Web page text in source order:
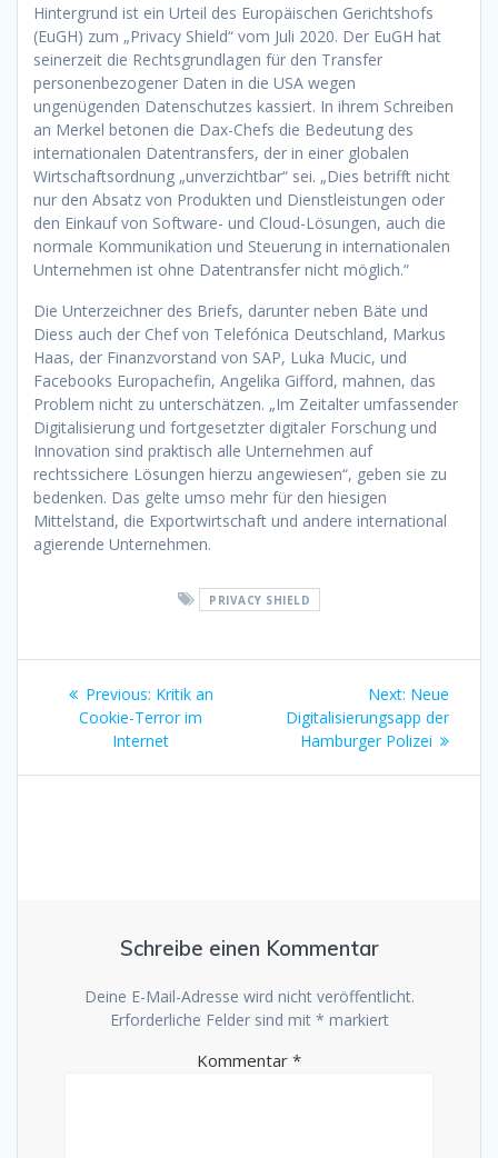
Hintergrund ist ein Urteil des Europäischen Gerichtshofs
(EuGH) zum „Privacy Shield“ vom Juli 2020. Der EuGH hat
seinerzeit die Rechtsgrundlagen für den Transfer
personenbezogener Daten in die USA wegen
ungenügenden Datenschutzes kassiert. In ihrem Schreiben
an Merkel betonen die Dax-Chefs die Bedeutung des
internationalen Datentransfers, der in einer globalen
Wirtschaftsordnung „unverzichtbar“ sei. „Dies betrifft nicht
nur den Absatz von Produkten und Dienstleistungen oder
den Einkauf von Software- und Cloud-Lösungen, auch die
normale Kommunikation und Steuerung in internationalen
Unternehmen ist ohne Datentransfer nicht möglich.“
Die Unterzeichner des Briefs, darunter neben Bäte und
Diess auch der Chef von Telefónica Deutschland, Markus
Haas, der Finanzvorstand von SAP, Luka Mucic, und
Facebooks Europachefin, Angelika Gifford, mahnen, das
Problem nicht zu unterschätzen. „Im Zeitalter umfassender
Digitalisierung und fortgesetzter digitaler Forschung und
Innovation sind praktisch alle Unternehmen auf
rechtssichere Lösungen hierzu angewiesen“, geben sie zu
bedenken. Das gelte umso mehr für den hiesigen
Mittelstand, die Exportwirtschaft und andere international
agierende Unternehmen.
PRIVACY SHIELD
Beitragsnavigation
Previous: Previous
post:
Kritik an
Cookie-Terror im
Internet
Next: Next
post:
Neue
Digitalisierungsapp der
Hamburger Polizei
Schreibe einen Kommentar
Deine E-Mail-Adresse wird nicht veröffentlicht.
Erforderliche Felder sind mit * markiert
Kommentar *